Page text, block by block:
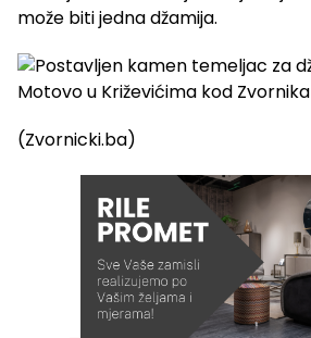
može biti jedna džamija.
(Zvornicki.ba)